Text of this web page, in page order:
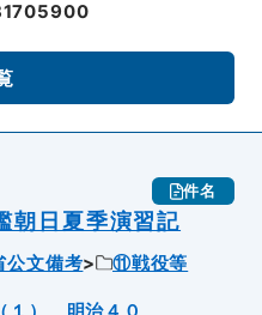
件名
朝日夏季演習記
公文備考
⑪戦役等